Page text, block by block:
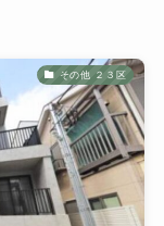
その他 ２３区